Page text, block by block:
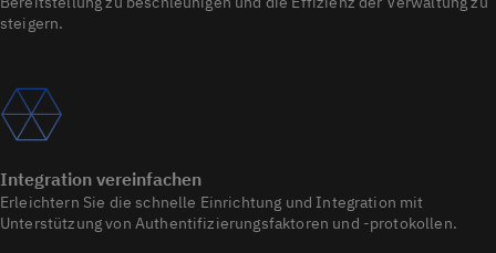
steigern.
Integration vereinfachen
Erleichtern Sie die schnelle Einrichtung und Integration mit
Unterstützung von Authentifizierungsfaktoren und -protokollen.